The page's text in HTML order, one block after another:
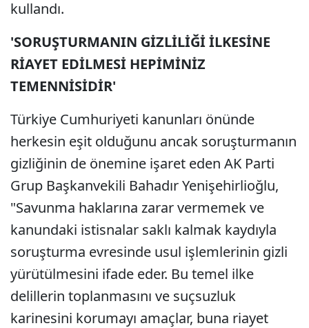
kullandı.
'SORUŞTURMANIN GİZLİLİĞİ İLKESİNE
RİAYET EDİLMESİ HEPİMİNİZ
TEMENNİSİDİR'
Türkiye Cumhuriyeti kanunları önünde
herkesin eşit olduğunu ancak soruşturmanın
gizliğinin de önemine işaret eden AK Parti
Grup Başkanvekili Bahadır Yenişehirlioğlu,
"Savunma haklarına zarar vermemek ve
kanundaki istisnalar saklı kalmak kaydıyla
soruşturma evresinde usul işlemlerinin gizli
yürütülmesini ifade eder. Bu temel ilke
delillerin toplanmasını ve suçsuzluk
karinesini korumayı amaçlar, buna riayet